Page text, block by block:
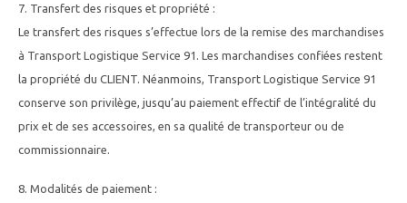
7. Transfert des risques et propriété :
Le transfert des risques s’effectue lors de la remise des marchandises
à Transport Logistique Service 91. Les marchandises confiées restent
la propriété du CLIENT. Néanmoins, Transport Logistique Service 91
conserve son privilège, jusqu’au paiement effectif de l’intégralité du
prix et de ses accessoires, en sa qualité de transporteur ou de
commissionnaire.
8. Modalités de paiement :